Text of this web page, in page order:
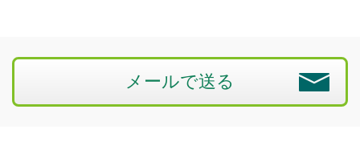
メールで送る